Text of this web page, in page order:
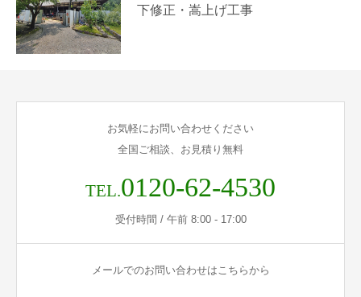
下修正・嵩上げ工事
お気軽にお問い合わせください
全国ご相談、お見積り無料
TEL.0120-62-4530
受付時間 / 午前 8:00 - 17:00
メールでのお問い合わせはこちらから